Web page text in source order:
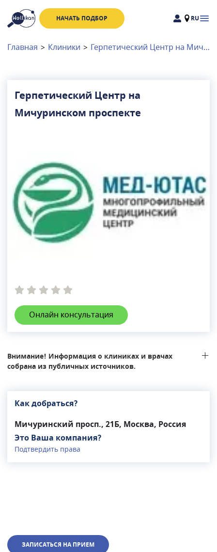
НАЧАТЬ ПОДБОР RU
Доктора
Клиники
Главная > Клиники > Герпетический Центр на Мичуринском проспекте
Герпетический Центр на
Мичуринском проспекте
Онлайн консультация
Внимание! Информация о клиниках и врачах
собрана из публичных источников.
Как добраться?
Мичуринский просп., 21Б, Москва, Россия
Это Ваша компания?
Подтвердить права
ЗАПИСАТЬСЯ НА ПРИЕМ